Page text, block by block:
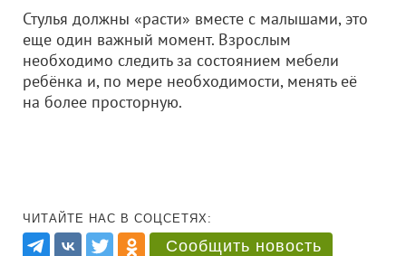
Стулья должны «расти» вместе с малышами, это
еще один важный момент. Взрослым
необходимо следить за состоянием мебели
ребёнка и, по мере необходимости, менять её
на более просторную.
ЧИТАЙТЕ НАС В СОЦСЕТЯХ:
Сообщить новость